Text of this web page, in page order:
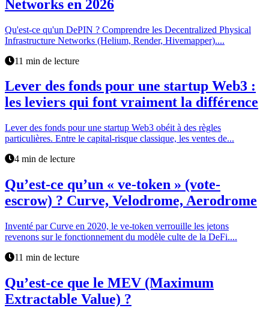
Networks en 2026
Qu'est-ce qu'un DePIN ? Comprendre les Decentralized Physical
Infrastructure Networks (Helium, Render, Hivemapper)....
11 min de lecture
Lever des fonds pour une startup Web3 :
les leviers qui font vraiment la différence
Lever des fonds pour une startup Web3 obéit à des règles
particulières. Entre le capital-risque classique, les ventes de...
4 min de lecture
Qu’est-ce qu’un « ve-token » (vote-
escrow) ? Curve, Velodrome, Aerodrome
Inventé par Curve en 2020, le ve-token verrouille les jetons
revenons sur le fonctionnement du modèle culte de la DeFi....
11 min de lecture
Qu’est-ce que le MEV (Maximum
Extractable Value) ?